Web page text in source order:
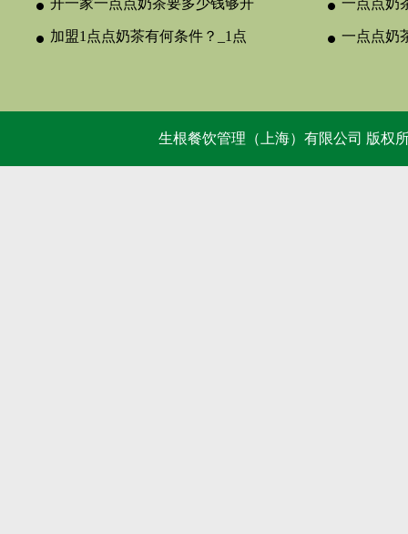
开一家一点点奶茶要多少钱够开
店？合理
一点点奶
创业适合
加盟1点点奶茶有何条件？_1点 一点点奶
生根餐饮管理（上海）有限公司 版权